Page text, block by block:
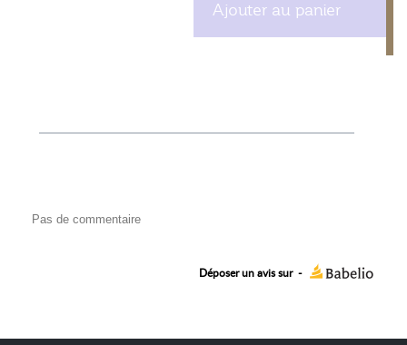
Ajouter au panier
Pas de commentaire
Déposer un avis sur -